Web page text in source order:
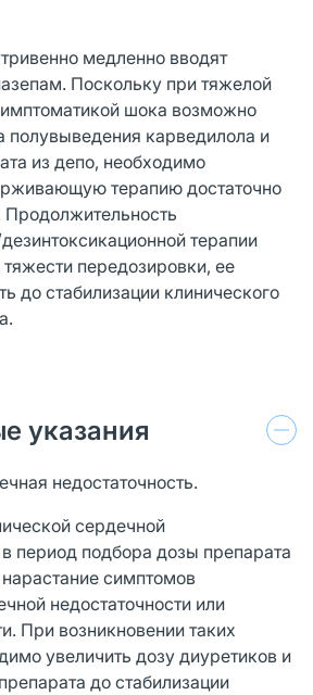
медленно вводят
Поскольку при тяжелой
шока возможно
полувыведения карведилола и
из депо, необходимо
терапию достаточно
терапии
тяжести передозировки, ее
до стабилизации клинического
указания
недостаточность.
сердечной
период подбора дозы препарата
симптомов
недостаточности или
При возникновении таких
увеличить дозу диуретиков и
до стабилизации